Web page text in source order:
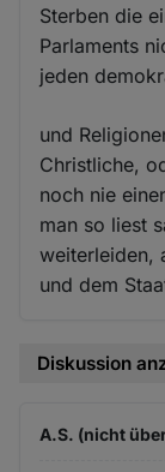
Sterben die
Parlaments
jeden
und
Christliche,
noch nie
man so liest
weiterleiden,
und dem
Diskussion
A.S. (nicht